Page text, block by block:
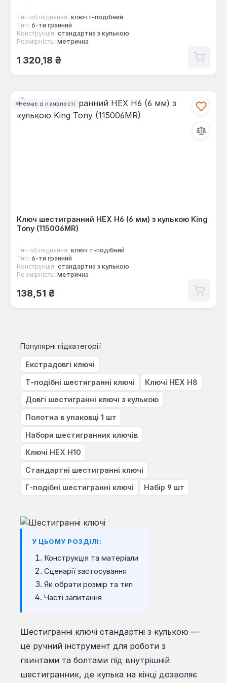
Тип обладнання: ключ г-подібний
Тип: 6-ти гранний
Конструкція: стандартна з кулькою
Розмірність: метрична
Звичайна ціна:
1 320,18 ₴
Немає в наявності
Ключ шестигранний HEX Н6 (6 мм) з кулькою King
Tony (115006MR)
Тип обладнання: ключ т-подібний
Тип: 6-ти гранний
Конструкція: стандартна з кулькою
Розмірність: метрична
Звичайна ціна:
138,51 ₴
Популярні підкатегорії
Екстрадовгі ключі
Т-подібні шестигранні ключі Ключі HEX H8
Довгі шестигранні ключі з кулькою
Полотна в упаковці 1 шт
Набори шестигранних ключів
Ключі HEX H10
Стандартні шестигранні ключі
Г-подібні шестигранні ключі Набір 9 шт
У ЦЬОМУ РОЗДІЛІ:
Конструкція та матеріали
Сценарії застосування
Як обрати розмір та тип
Часті запитання
Шестигранні ключі стандартні з кулькою —
це ручний інструмент для роботи з
гвинтами та болтами під внутрішній
шестигранник, де кулька на кінці дозволяє